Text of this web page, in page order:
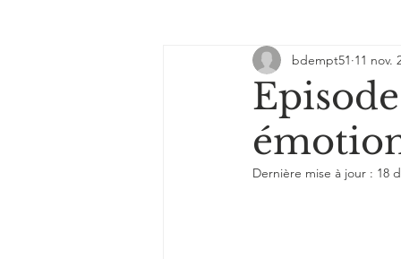
bdempt51 11 nov.
Dernière mise à jour : 18